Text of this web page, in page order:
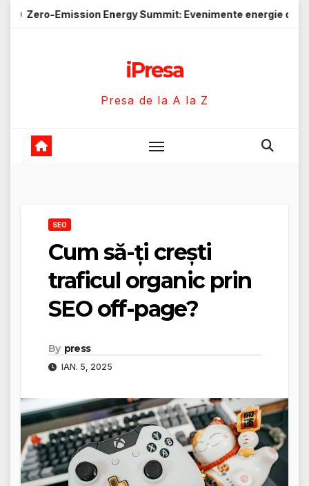
Skip
Energy Summit: Evenimente energie despre soluții cu
iPresa
Presa de la A la Z
SEO
Cum să-ți crești
traficul organic prin
SEO off-page?
By press
IAN. 5, 2025